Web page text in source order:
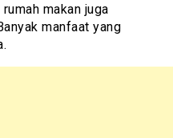
makan juga
manfaat yang